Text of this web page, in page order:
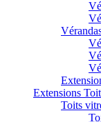
Extensions
Toits